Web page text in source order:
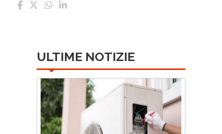
ULTIME NOTIZIE